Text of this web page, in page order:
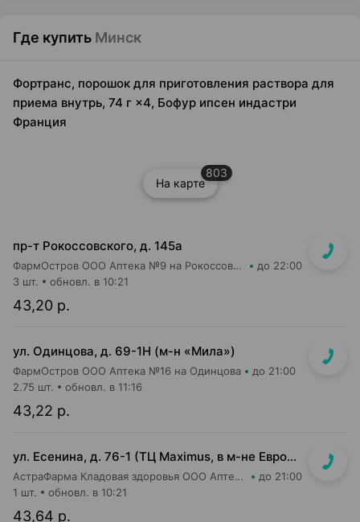
Где купить Минск
Фортранс, порошок для приготовления раствора для
приема внутрь, 74 г ×4, Бофур ипсен индастри
Франция
На карте
803
пр-т Рокоссовского, д. 145а
ФармОстров ООО Аптека №9 на Рокоссовского до 22:00
43,20 р.
3 шт. обновл. в 10:21
ул. Одинцова, д. 69-1Н (м-н «Мила»)
ФармОстров ООО Аптека №16 на Одинцова до 21:00
43,22 р.
2.75 шт. обновл. в 11:16
ул. Есенина, д. 76-1 (ТЦ Maximus, в м-не Евроопт Super)
АстраФарма Кладовая здоровья ООО Аптека №9 до 21:00
43,64 р.
1 шт. обновл. в 10:21